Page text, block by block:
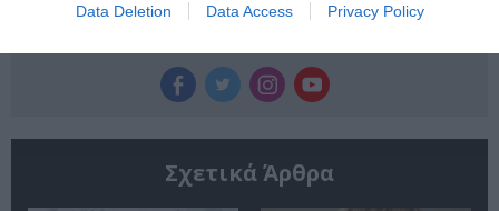
Data Deletion Data Access Privacy Policy
Σχετικά Άρθρα